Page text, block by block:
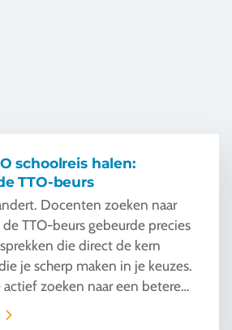
schoolreis halen:
TTO-beurs
Docenten zoeken naar
TTO-beurs gebeurde precies
die direct de kern
je scherp maken in je keuzes.
zoeken naar een betere
op hun TTO-